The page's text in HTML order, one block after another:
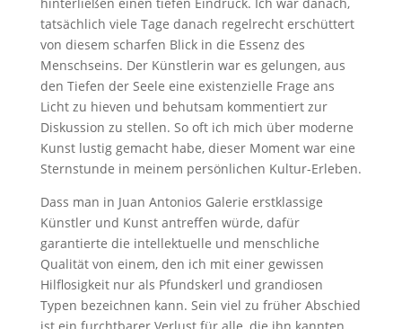
tatsächlich viele Tage danach regelrecht erschüttert
von diesem scharfen Blick in die Essenz des
Menschseins. Der Künstlerin war es gelungen, aus
den Tiefen der Seele eine existenzielle Frage ans
Licht zu hieven und behutsam kommentiert zur
Diskussion zu stellen. So oft ich mich über moderne
Kunst lustig gemacht habe, dieser Moment war eine
Sternstunde in meinem persönlichen Kultur-Erleben.
Dass man in Juan Antonios Galerie erstklassige
Künstler und Kunst antreffen würde, dafür
garantierte die intellektuelle und menschliche
Qualität von einem, den ich mit einer gewissen
Hilflosigkeit nur als Pfundskerl und grandiosen
Typen bezeichnen kann. Sein viel zu früher Abschied